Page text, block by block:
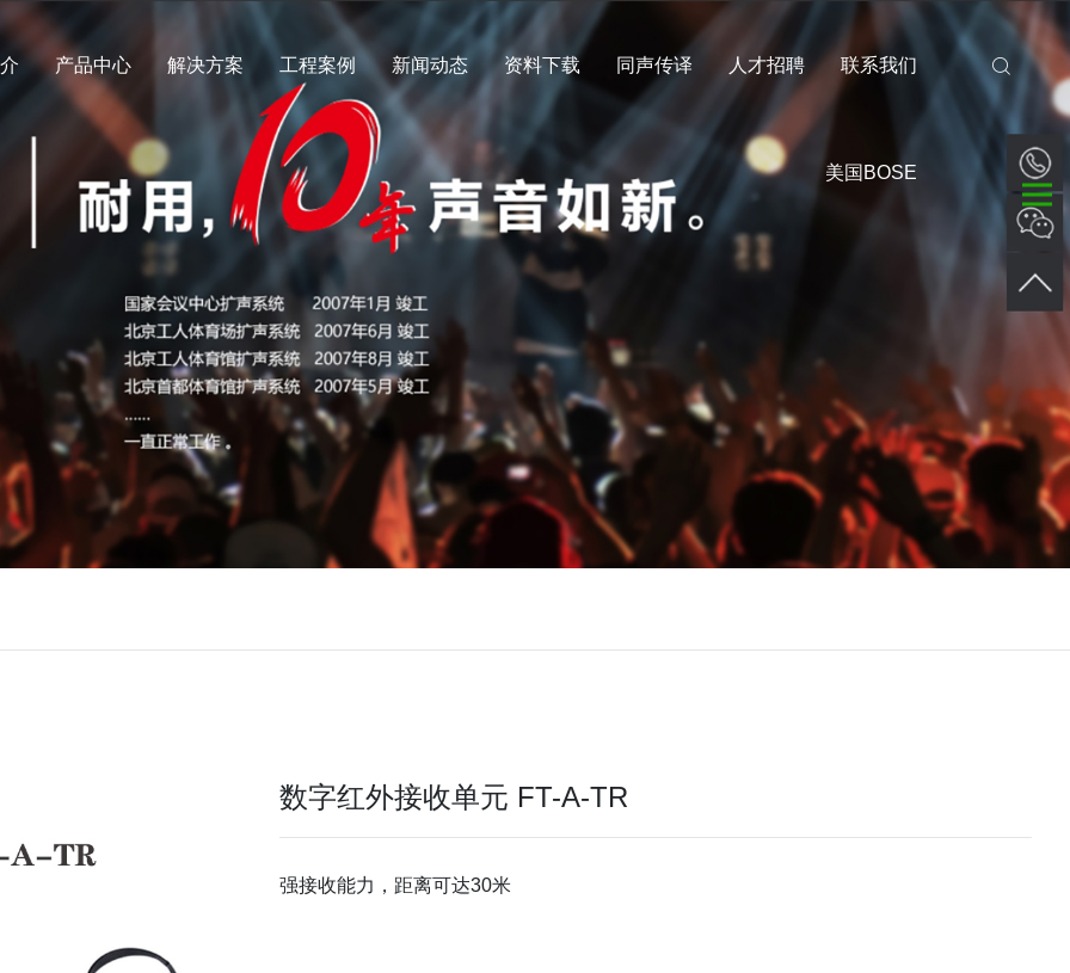
产品中心 解决方案 工程案例 新闻动态 资料下载 同声传译 人才招聘 联系我们
美国BOSE
数字红外接收单元 FT-A-TR
强接收能力，距离可达30米